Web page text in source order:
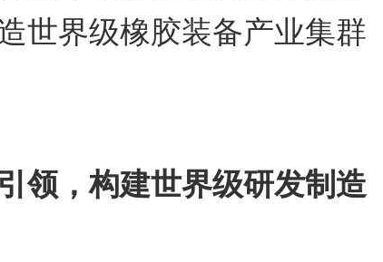
世界级橡胶装备产业集群
领，构建世界级研发制造